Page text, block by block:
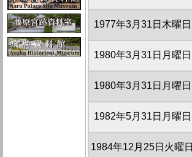
1977年3月31日木曜日
1980年3月31日月曜日
1980年3月31日月曜日
1982年5月31日月曜日
1984年12月25日火曜日